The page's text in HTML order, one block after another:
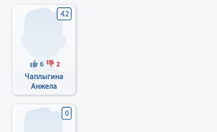
4.2
6 2
Чаплыгина
Анжела
Борисовна
0